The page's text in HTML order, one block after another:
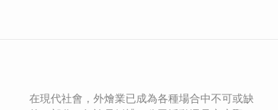
在現代社會，外燴業已成為各種場合中不可或缺